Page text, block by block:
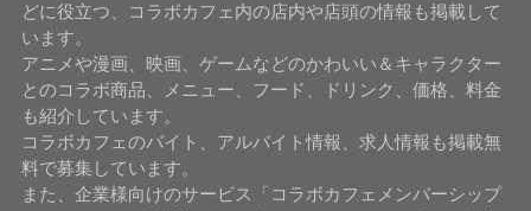
どに役立つ、コラボカフェ内の店内や店頭の情報も掲載して
います。
アニメや漫画、映画、ゲームなどのかわいい＆キャラクター
とのコラボ商品、メニュー、フード、ドリンク、価格、料金
も紹介しています。
コラボカフェのバイト、アルバイト情報、求人情報も掲載無
料で募集しています。
また、企業様向けのサービス「コラボカフェメンバーシップ